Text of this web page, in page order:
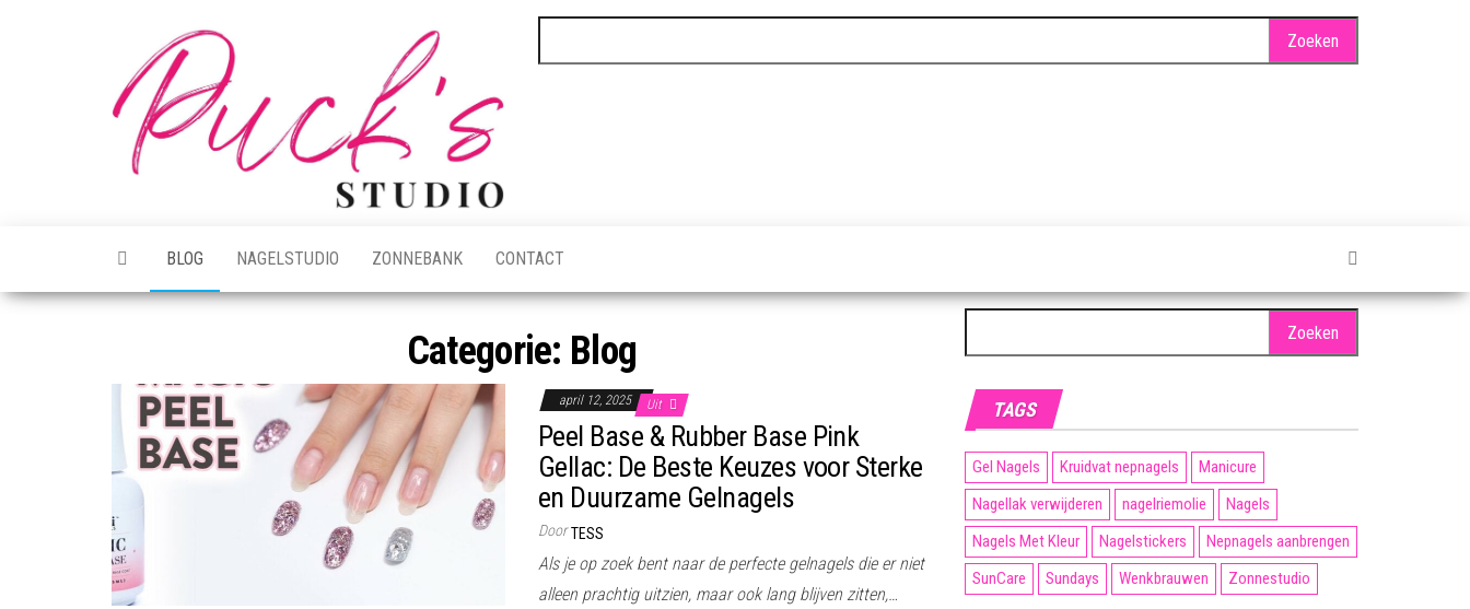
Zonnebank
naar:
BLOG NAGELSTUDIO ZONNEBANK CONTACT
Categorie: Blog
april 12, 2025 Uit
Peel Base & Rubber Base Pink
Gellac: De Beste Keuzes voor Sterke
en Duurzame Gelnagels
Door TESS
Als je op zoek bent naar de perfecte gelnagels die er niet
alleen prachtig uitzien, maar ook lang blijven zitten,…
naar:
TAGS
Gel Nagels Kruidvat nepnagels
Manicure
Nagellak verwijderen
nagelriemolie
Nagels
Nagels Met Kleur
Nagelstickers
Nepnagels aanbrengen
SunCare
Sundays Wenkbrauwen Zonnestudio